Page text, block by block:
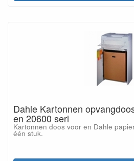
Dahle Kartonnen
en 20600 seri
Kartonnen doos voor en Dahle
één stuk.